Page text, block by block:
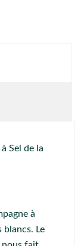
Sel de la
à
blancs. Le